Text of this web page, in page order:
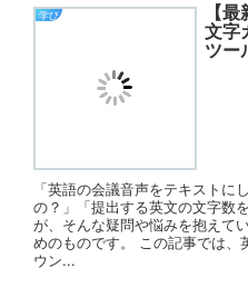
学び
【
文字
ツー
「英語の会議音声をテキストに
の？」「提出する英文の文字数
が、そんな疑問や悩みを抱えて
めのものです。 この記事では、
ウン...